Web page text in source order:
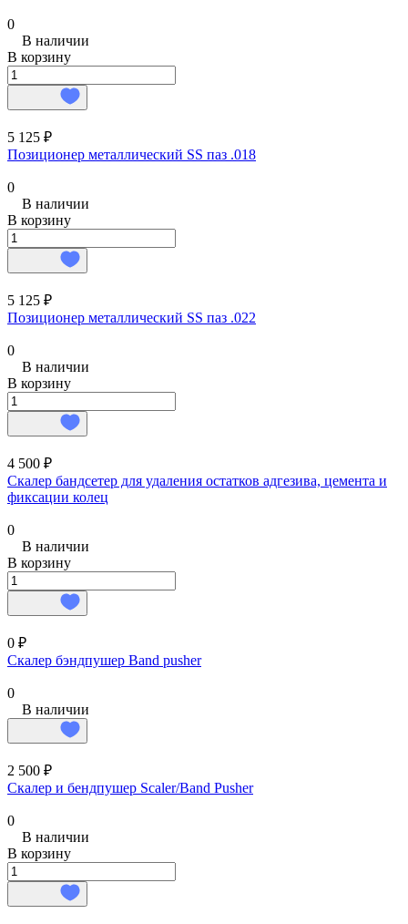
0
В наличии
В корзину
5 125 ₽
Позиционер металлический SS паз .018
0
В наличии
В корзину
5 125 ₽
Позиционер металлический SS паз .022
0
В наличии
В корзину
4 500 ₽
Скалер бандсетер для удаления остатков адгезива, цемента и
фиксации колец
0
В наличии
В корзину
0 ₽
Скалер бэндпушер Band pusher
0
В наличии
2 500 ₽
Скалер и бендпушер Scaler/Band Pusher
0
В наличии
В корзину